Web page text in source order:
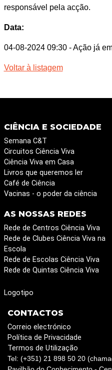
responsável pela acção.
Data:
04-08-2024 09:30 - Ação já
Voltar à listagem
CIÊNCIA E SOCIEDADE
Semana C&T
Circuitos Ciência Viva
Ciência Viva em Casa
Livros que queremos ler
Café de Ciência
Vacinas - o poder da ciência
AS NOSSAS REDES
Rede de Centros Ciência Viva
Rede de Clubes Ciência Viva na
Escola
Rede de Escolas Ciência Viva
Rede de Quintas Ciência Viva
Logotipo
CONTACTOS
Correio electrónico
Política de Privacidade
Termos de Utilização
Tel: (+351) 21 898 50 20